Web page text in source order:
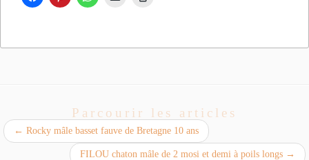
Parcourir les articles
← Rocky mâle basset fauve de Bretagne 10 ans
FILOU chaton mâle de 2 mosi et demi à poils longs →